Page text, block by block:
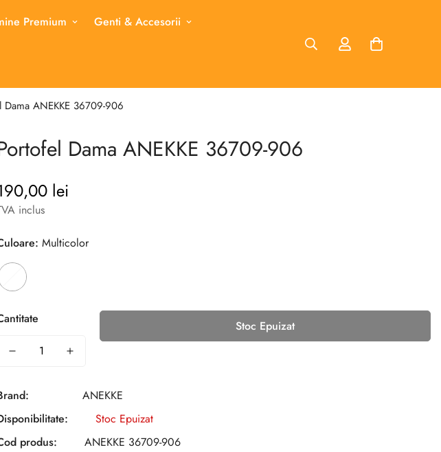
Premium Genti & Accesorii
Dama ANEKKE 36709-906
Dama ANEKKE 36709-906
lei
inclus
Multicolor
Stoc Epuizat
ANEKKE
Stoc Epuizat
produs:
ANEKKE 36709-906